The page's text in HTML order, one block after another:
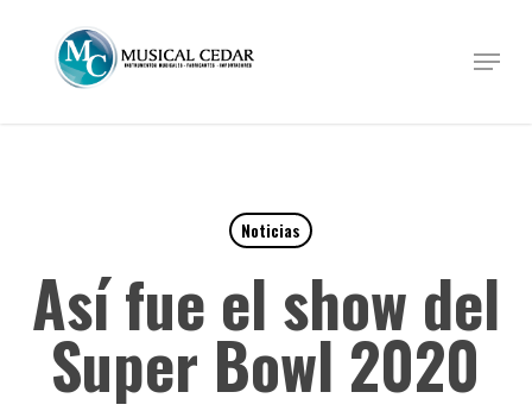
Menu
Noticias
Así fue el show del
Super Bowl 2020
Close